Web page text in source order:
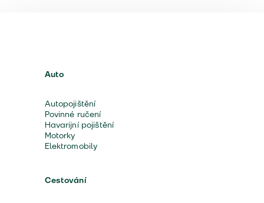
Auto
Autopojištění
Povinné ručení
Havarijní pojištění
Motorky
Elektromobily
Cestování